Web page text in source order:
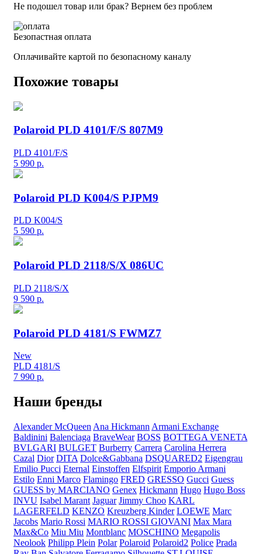
Не подошел товар или брак? Вернем без проблем
Безопастная оплата
Оплачивайте картой по безопасному каналу
Похожие товары
Polaroid PLD 4101/F/S 807M9
PLD 4101/F/S
5 990 р.
Polaroid PLD K004/S PJPM9
PLD K004/S
5 590 р.
Polaroid PLD 2118/S/X 086UC
PLD 2118/S/X
9 590 р.
Polaroid PLD 4181/S FWMZ7
New
PLD 4181/S
7 990 р.
Наши бренды
Alexander McQueen Ana Hickmann Armani Exchange
Baldinini Balenciaga BraveWear BOSS BOTTEGA VENETA
BVLGARI BULGET Burberry Carrera Carolina Herrera
Cazal Dior DITA Dolce&Gabbana DSQUARED2 Eigengrau
Emilio Pucci Eternal Einstoffen Elfspirit Emporio Armani
Estilo Enni Marco Flamingo FRED GRESSO Gucci Guess
GUESS by MARCIANO Genex Hickmann Hugo Hugo Boss
INVU Isabel Marant Jaguar Jimmy Choo KARL
LAGERFELD KENZO Kreuzberg Kinder LOEWE Marc
Jacobs Mario Rossi MARIO ROSSI GIOVANI Max Mara
Max&Co Miu Miu Montblanc MOSCHINO Megapolis
Neolook Philipp Plein Polar Polaroid Polaroid2 Police Prada